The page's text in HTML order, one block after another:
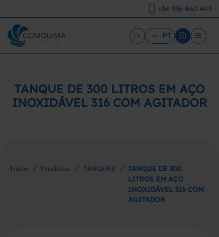
+34 936 460 403
PT
TANQUE DE 300 LITROS EM AÇO
INOXIDÁVEL 316 COM AGITADOR
Início / Produtos / TANQUES / TANQUE DE 300
LITROS EM AÇO
INOXIDÁVEL 316 COM
AGITADOR